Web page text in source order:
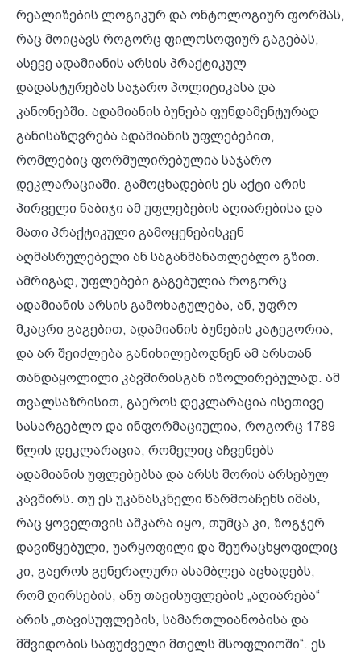
რეალიზების ლოგიკურ და ონტოლოგიურ ფორმას,
რაც მოიცავს როგორც ფილოსოფიურ გაგებას,
ასევე ადამიანის არსის პრაქტიკულ
დადასტურებას საჯარო პოლიტიკასა და
კანონებში. ადამიანის ბუნება ფუნდამენტურად
განისაზღვრება ადამიანის უფლებებით,
რომლებიც ფორმულირებულია საჯარო
დეკლარაციაში. გამოცხადების ეს აქტი არის
პირველი ნაბიჯი ამ უფლებების აღიარებისა და
მათი პრაქტიკული გამოყენებისკენ
აღმასრულებელი ან საგანმანათლებლო გზით.
ამრიგად, უფლებები გაგებულია როგორც
ადამიანის არსის გამოხატულება, ან, უფრო
მკაცრი გაგებით, ადამიანის ბუნების კატეგორია,
და არ შეიძლება განიხილებოდნენ ამ არსთან
თანდაყოლილი კავშირისგან იზოლირებულად. ამ
თვალსაზრისით, გაეროს დეკლარაცია ისეთივე
სასარგებლო და ინფორმაციულია, როგორც 1789
წლის დეკლარაცია, რომელიც აჩვენებს
ადამიანის უფლებებსა და არსს შორის არსებულ
კავშირს. თუ ეს უკანასკნელი წარმოაჩენს იმას,
რაც ყოველთვის აშკარა იყო, თუმცა კი, ზოგჯერ
დავიწყებული, უარყოფილი და შეურაცხყოფილიც
კი, გაეროს გენერალური ასამბლეა აცხადებს,
რომ ღირსების, ანუ თავისუფლების „აღიარება“
არის „თავისუფლების, სამართლიანობისა და
მშვიდობის საფუძველი მთელს მსოფლიოში“. ეს